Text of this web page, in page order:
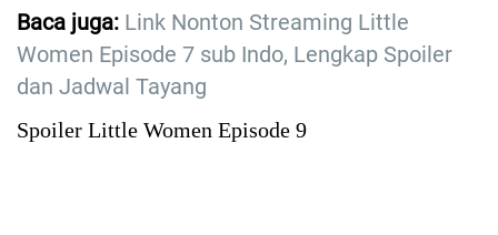
Baca juga: Link Nonton Streaming Little
Women Episode 7 sub Indo, Lengkap Spoiler
dan Jadwal Tayang
Spoiler Little Women Episode 9